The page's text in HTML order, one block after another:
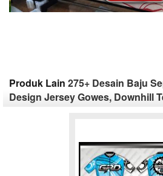
Produk Lain 275+ Desain Baju
Design Jersey Gowes, Downhill